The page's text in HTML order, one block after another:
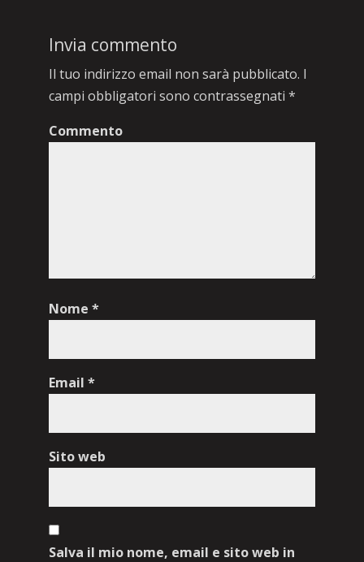
Invia commento
Il tuo indirizzo email non sarà pubblicato. I
campi obbligatori sono contrassegnati *
Commento
Nome *
Email *
Sito web
Salva il mio nome, email e sito web in